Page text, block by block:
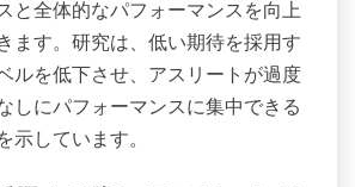
と全体的なパフォーマンスを向上
ます。研究は、低い期待を採用す
ルを低下させ、アスリートが過度
しにパフォーマンスに集中できる
示しています。